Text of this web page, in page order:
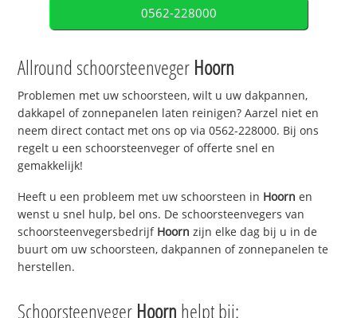
0562-228000
Allround schoorsteenveger Hoorn
Problemen met uw schoorsteen, wilt u uw dakpannen,
dakkapel of zonnepanelen laten reinigen? Aarzel niet en
neem direct contact met ons op via 0562-228000. Bij ons
regelt u een schoorsteenveger of offerte snel en
gemakkelijk!
Heeft u een probleem met uw schoorsteen in Hoorn en
wenst u snel hulp, bel ons. De schoorsteenvegers van
schoorsteenvegersbedrijf Hoorn zijn elke dag bij u in de
buurt om uw schoorsteen, dakpannen of zonnepanelen te
herstellen.
Schoorsteenveger Hoorn helpt bij: